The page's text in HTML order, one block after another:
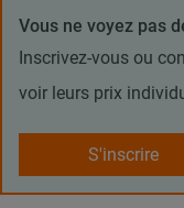
Vous ne voyez pas
Inscrivez-vous ou
voir leurs prix
S'inscrire